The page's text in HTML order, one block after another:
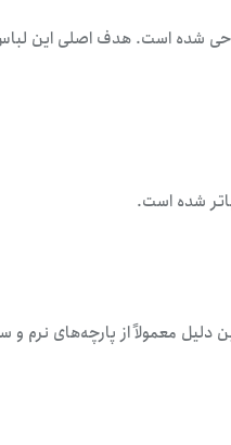
شده است. هدف اصلی این
شده است.
معمولاً از پارچه‌های نرم و